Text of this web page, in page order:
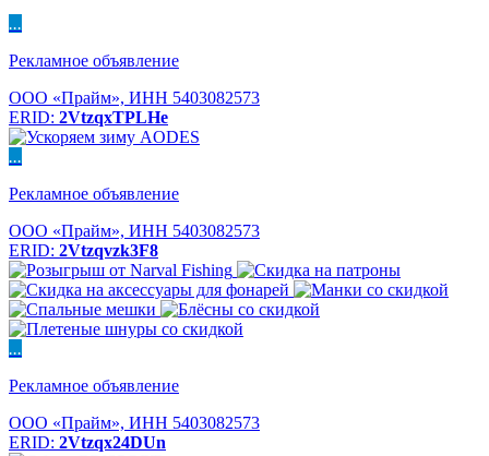
...
Рекламное объявление
ООО «Прайм», ИНН 5403082573
ERID: 2VtzqxTPLHe
...
Рекламное объявление
ООО «Прайм», ИНН 5403082573
ERID: 2Vtzqvzk3F8
...
Рекламное объявление
ООО «Прайм», ИНН 5403082573
ERID: 2Vtzqx24DUn